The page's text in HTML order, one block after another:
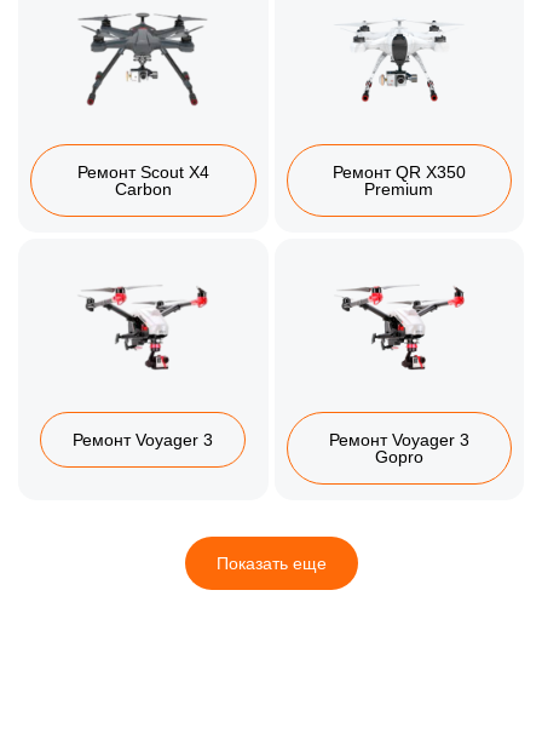
Ремонт Scout X4
Carbon
Ремонт QR X350
Premium
Ремонт Voyager 3
Ремонт Voyager 3
Gopro
Показать еще